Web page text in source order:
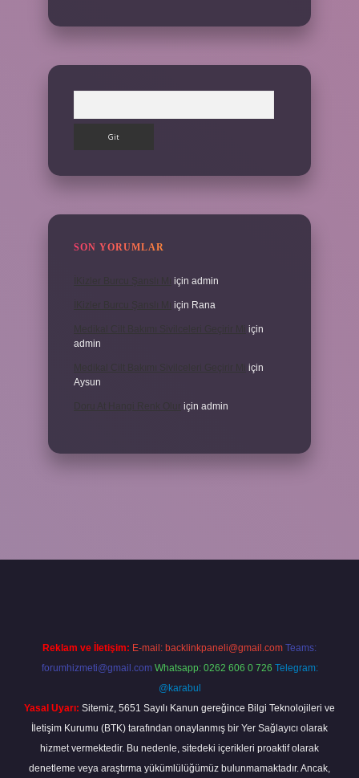
SON YORUMLAR
için admin
için Rana
için
admin
Medikal Cilt Bakımı Sivilceleri Geçirir Mi
için
Aysun
için admin
Reklam ve İletişim: E-mail: backlinkpaneli@gmail.com Teams:
forumhizmeti@gmail.com Whatsapp: 0262 606 0 726 Telegram:
@karabul
Yasal Uyarı: Sitemiz, 5651 Sayılı Kanun gereğince Bilgi Teknolojileri ve
İletişim Kurumu (BTK) tarafından onaylanmış bir Yer Sağlayıcı olarak
hizmet vermektedir. Bu nedenle, sitedeki içerikleri proaktif olarak
denetleme veya araştırma yükümlülüğümüz bulunmamaktadır. Ancak,